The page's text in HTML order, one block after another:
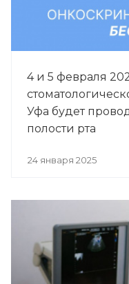
4 и 5 февраля
Уфа будет
полости рта
24 января 2025